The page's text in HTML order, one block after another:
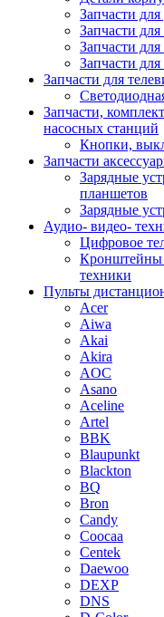
Запчасти
Запчасти
Запчасти
Запчасти
Запчасти для
Запчасти,
насосных станций
Кнопки,
Запчасти
Зарядные
планшетов
Зарядные
Аудио- видео-
Цифровое
Кронштейны
техники
Пульты
Acer
Aiwa
Akai
Akira
AOC
Asano
Aceline
Artel
BBK
Blaupunkt
Blackton
BQ
Bron
Candy
Coocaa
Centek
Daewoo
DEXP
DNS